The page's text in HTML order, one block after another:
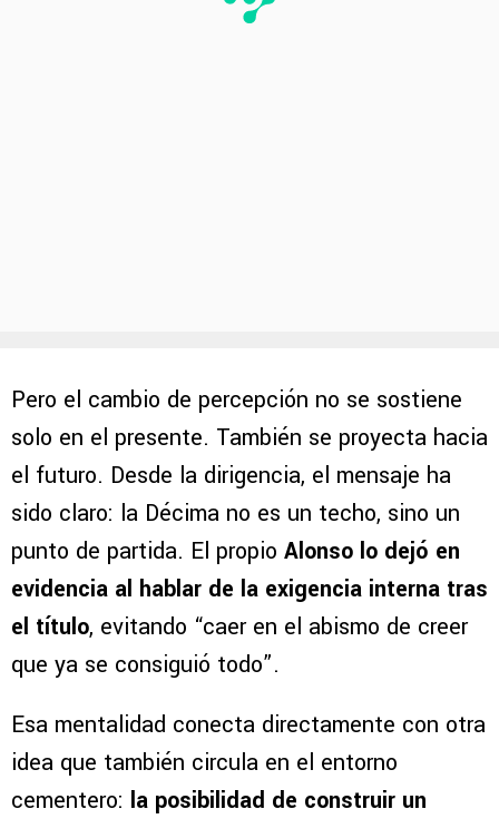
Pero el cambio de percepción no se sostiene
solo en el presente. También se proyecta hacia
el futuro. Desde la dirigencia, el mensaje ha
sido claro: la Décima no es un techo, sino un
punto de partida. El propio Alonso lo dejó en
evidencia al hablar de la exigencia interna tras
el título, evitando “caer en el abismo de creer
que ya se consiguió todo”.
Esa mentalidad conecta directamente con otra
idea que también circula en el entorno
cementero: la posibilidad de construir un